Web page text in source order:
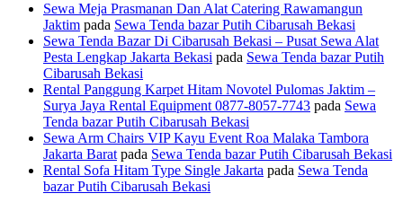
Sewa Meja Prasmanan Dan Alat Catering Rawamangun
Jaktim pada Sewa Tenda bazar Putih Cibarusah Bekasi
Sewa Tenda Bazar Di Cibarusah Bekasi – Pusat Sewa Alat
Pesta Lengkap Jakarta Bekasi pada Sewa Tenda bazar Putih
Cibarusah Bekasi
Rental Panggung Karpet Hitam Novotel Pulomas Jaktim –
Surya Jaya Rental Equipment 0877-8057-7743 pada Sewa
Tenda bazar Putih Cibarusah Bekasi
Sewa Arm Chairs VIP Kayu Event Roa Malaka Tambora
Jakarta Barat pada Sewa Tenda bazar Putih Cibarusah Bekasi
Rental Sofa Hitam Type Single Jakarta pada Sewa Tenda
bazar Putih Cibarusah Bekasi